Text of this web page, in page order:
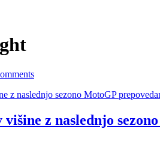
z naslednjo